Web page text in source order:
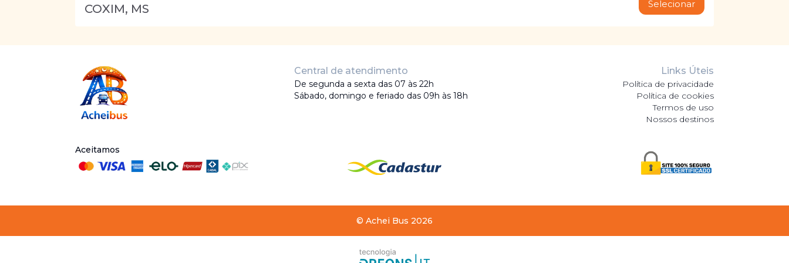
COXIM, MS Selecionar
Central de atendimento
De segunda a sexta das 07 às 22h
Sábado, domingo e feriado das 09h às 18h
Links Úteis
Política de privacidade
Política de cookies
Termos de uso
Nossos destinos
Aceitamos
© Achei Bus 2026